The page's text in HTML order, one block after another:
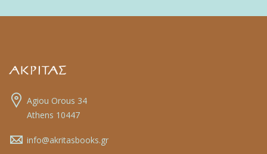
Agiou Orous 34
Athens 10447
info@akritasbooks.gr